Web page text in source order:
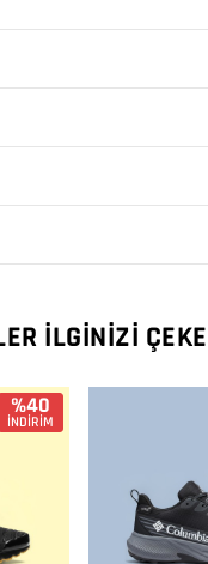
İLGINIZI
%40
İNDİRİM